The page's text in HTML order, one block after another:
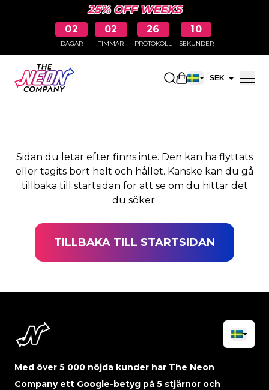
25% OFF WEEKS
02
DAGAR
02
TIMMAR
26
PROTOKOLL
09
SEKUNDER
ÖppnaSEK
SIDAN HITTADES INTE
Sidan du letar efter finns inte. Den kan ha flyttats
eller tagits bort helt och hållet. Kanske kan du gå
tillbaka till startsidan för att se om du hittar det
du söker.
TILLBAKA TILL STARTSIDAN
Med över 5 000 nöjda kunder har The Neon
Company ett Google-betyg på 5 stjärnor och